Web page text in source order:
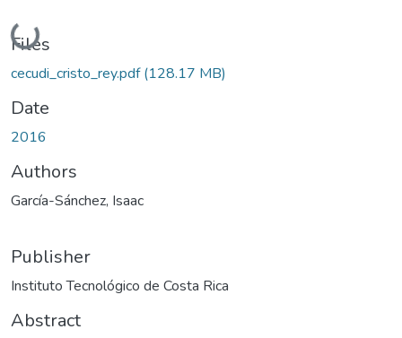
Loading...
Files
cecudi_cristo_rey.pdf(128.17 MB)
Date
2016
Authors
García-Sánchez, Isaac
Publisher
Instituto Tecnológico de Costa Rica
Abstract